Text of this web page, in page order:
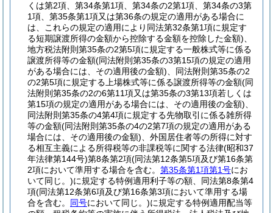
くは第2項、第34条第1項、第34条の2第1項、第34条の3第
1項、第35条第1項又は第36条の規定の適用がある場合に
は、これらの規定の適用により同法第32条第1項に規定す
る短期譲渡所得の金額から控除する金額を控除した金額)
地方税法附則第35条の2第5項に規定する一般株式等に係る
譲渡所得等の金額(同法附則第35条の3第15項の規定の適用
がある場合には、その適用後の金額) 、同法附則第35条の2
の2第5項に規定する上場株式等に係る譲渡所得等の金額(同
法附則第35条の2の6第11項又は第35条の3第13項若しくは
第15項の規定の適用がある場合には、その適用後の金額)
同法附則第35条の4第4項に規定する先物取引に係る雑所得
等の金額(同法附則第35条の4の2第7項の規定の適用がある
場合には、その適用後の金額) 、外国居住者等の所得に対す
る相互主義による所得税等の非課税等に関する法律(昭和37
年法律第144号)第8条第2項(同法第12条第5項及び第16条第
2項において準用する場合を含む。 第35条第1項第1号にお
いて同じ。)に規定する特例適用利子等の額、同法第8条第4
項(同法第12条第6項及び第16条第3項において準用する場
合を含む。 同号において同じ。)に規定する特例適用配当等